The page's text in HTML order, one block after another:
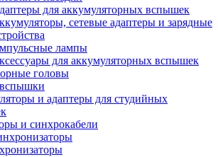
для аккумуляторных вспышек
сетевые адаптеры и зарядные
лампы
для аккумуляторных вспышек
головы
и адаптеры для студийных
и синхрокабели